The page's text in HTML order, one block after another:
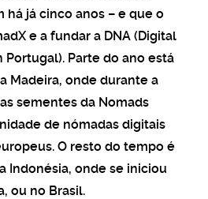
já cinco anos – e que o
e a fundar a DNA (Digital
Portugal). Parte do ano está
Madeira, onde durante a
sementes da Nomads
de nómadas digitais
O resto do tempo é
Indonésia, onde se iniciou
ou no Brasil.